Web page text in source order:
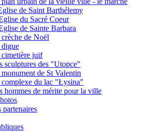
de Saint Barthélemy
du Sacré Coeur
de Sainte Barbara
de Noël
juif
sculptures des "Utopce"
de St Valentin
du lac "Łysina"
hommes de mérite pour la ville